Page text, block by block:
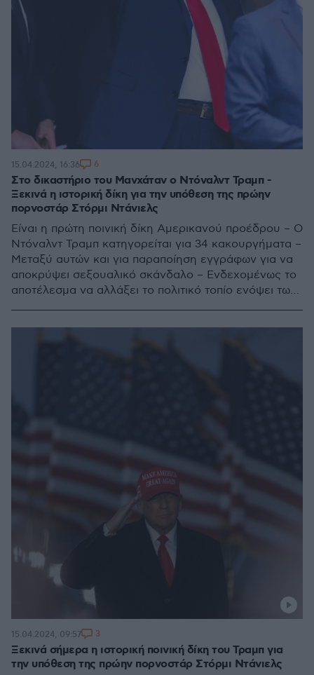
Στο δικαστήριο του Μανχάταν ο Ντόναλντ Τραμπ -
Ξεκινά η ιστορική δίκη για την υπόθεση της πρώην
πορνοστάρ Στόρμι Ντάνιελς
Είναι η πρώτη ποινική δίκη Αμερικανού προέδρου – Ο
Ντόναλντ Τραμπ κατηγορείται για 34 κακουργήματα –
Μεταξύ αυτών και για παραποίηση εγγράφων για να
αποκρύψει σεξουαλικό σκάνδαλο – Ενδεχομένως το
αποτέλεσμα να αλλάξει το πολιτικό τοπίο ενόψει των
15.04.2024, 16:36 6
Ξεκινά σήμερα η ιστορική ποινική δίκη του Τραμπ για
την υπόθεση της πρώην πορνοστάρ Στόρμι Ντάνιελς
15.04.2024, 09:57 3